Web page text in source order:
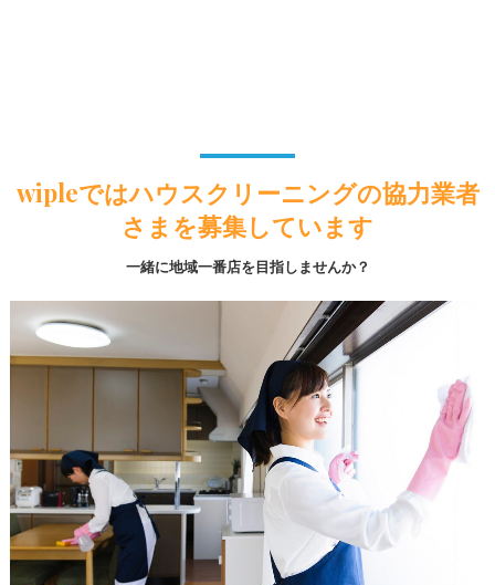
wipleではハウスクリーニングの協力業者
さまを募集しています
一緒に地域一番店を目指しませんか？